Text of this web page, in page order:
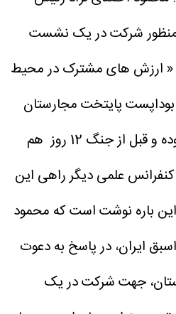
منظور شرکت در یک نشست
ارزش های مشترک در محیط
پایتخت مجارستان
اما این تنها سفر او نبوده و قبل از جنگ 12 روز هم
علمی دیگر راهی این
باره نوشت است که محمود
ایران، در پاسخ به دعوت
جهت شرکت در یک